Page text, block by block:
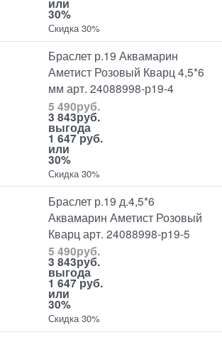
30%
Скидка 30%
Браслет р.19 Аквамарин
Аметист Розовый Кварц 4,5*6
мм арт. 24088998-р19-4
5 490руб.
3 843руб.
выгода
1 647 руб.
или
30%
Скидка 30%
Браслет р.19 д.4,5*6
Аквамарин Аметист Розовый
Кварц арт. 24088998-р19-5
5 490руб.
3 843руб.
выгода
1 647 руб.
или
30%
Скидка 30%